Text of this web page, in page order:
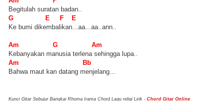
Begitulah suratan badan..
G E F E
Ke bumi dikembalikan...aa...aa..ann..
Am G Am
Kebanyakan manusia terlena sehingga lupa..
Am Bb
Bahwa maut kan datang menjelang...
Kunci Gitar Sebujur Bangkai Rhoma Irama Chord Lagu religi Lirik - Chord Gitar Online